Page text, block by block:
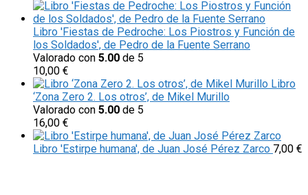
Libro 'Fiestas de Pedroche: Los Piostros y Función de
los Soldados', de Pedro de la Fuente Serrano
Valorado con 5.00 de 5
10,00 €
Libro
‘Zona Zero 2. Los otros’, de Mikel Murillo
Valorado con 5.00 de 5
16,00 €
Libro 'Estirpe humana', de Juan José Pérez Zarco 7,00 €